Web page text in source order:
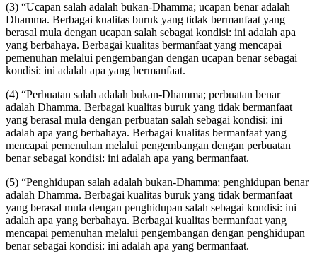
(3) “Ucapan salah adalah bukan-Dhamma; ucapan benar adalah
Dhamma. Berbagai kualitas buruk yang tidak bermanfaat yang
berasal mula dengan ucapan salah sebagai kondisi: ini adalah apa
yang berbahaya. Berbagai kualitas bermanfaat yang mencapai
pemenuhan melalui pengembangan dengan ucapan benar sebagai
kondisi: ini adalah apa yang bermanfaat.
(4) “Perbuatan salah adalah bukan-Dhamma; perbuatan benar
adalah Dhamma. Berbagai kualitas buruk yang tidak bermanfaat
yang berasal mula dengan perbuatan salah sebagai kondisi: ini
adalah apa yang berbahaya. Berbagai kualitas bermanfaat yang
mencapai pemenuhan melalui pengembangan dengan perbuatan
benar sebagai kondisi: ini adalah apa yang bermanfaat.
(5) “Penghidupan salah adalah bukan-Dhamma; penghidupan benar
adalah Dhamma. Berbagai kualitas buruk yang tidak bermanfaat
yang berasal mula dengan penghidupan salah sebagai kondisi: ini
adalah apa yang berbahaya. Berbagai kualitas bermanfaat yang
mencapai pemenuhan melalui pengembangan dengan penghidupan
benar sebagai kondisi: ini adalah apa yang bermanfaat.